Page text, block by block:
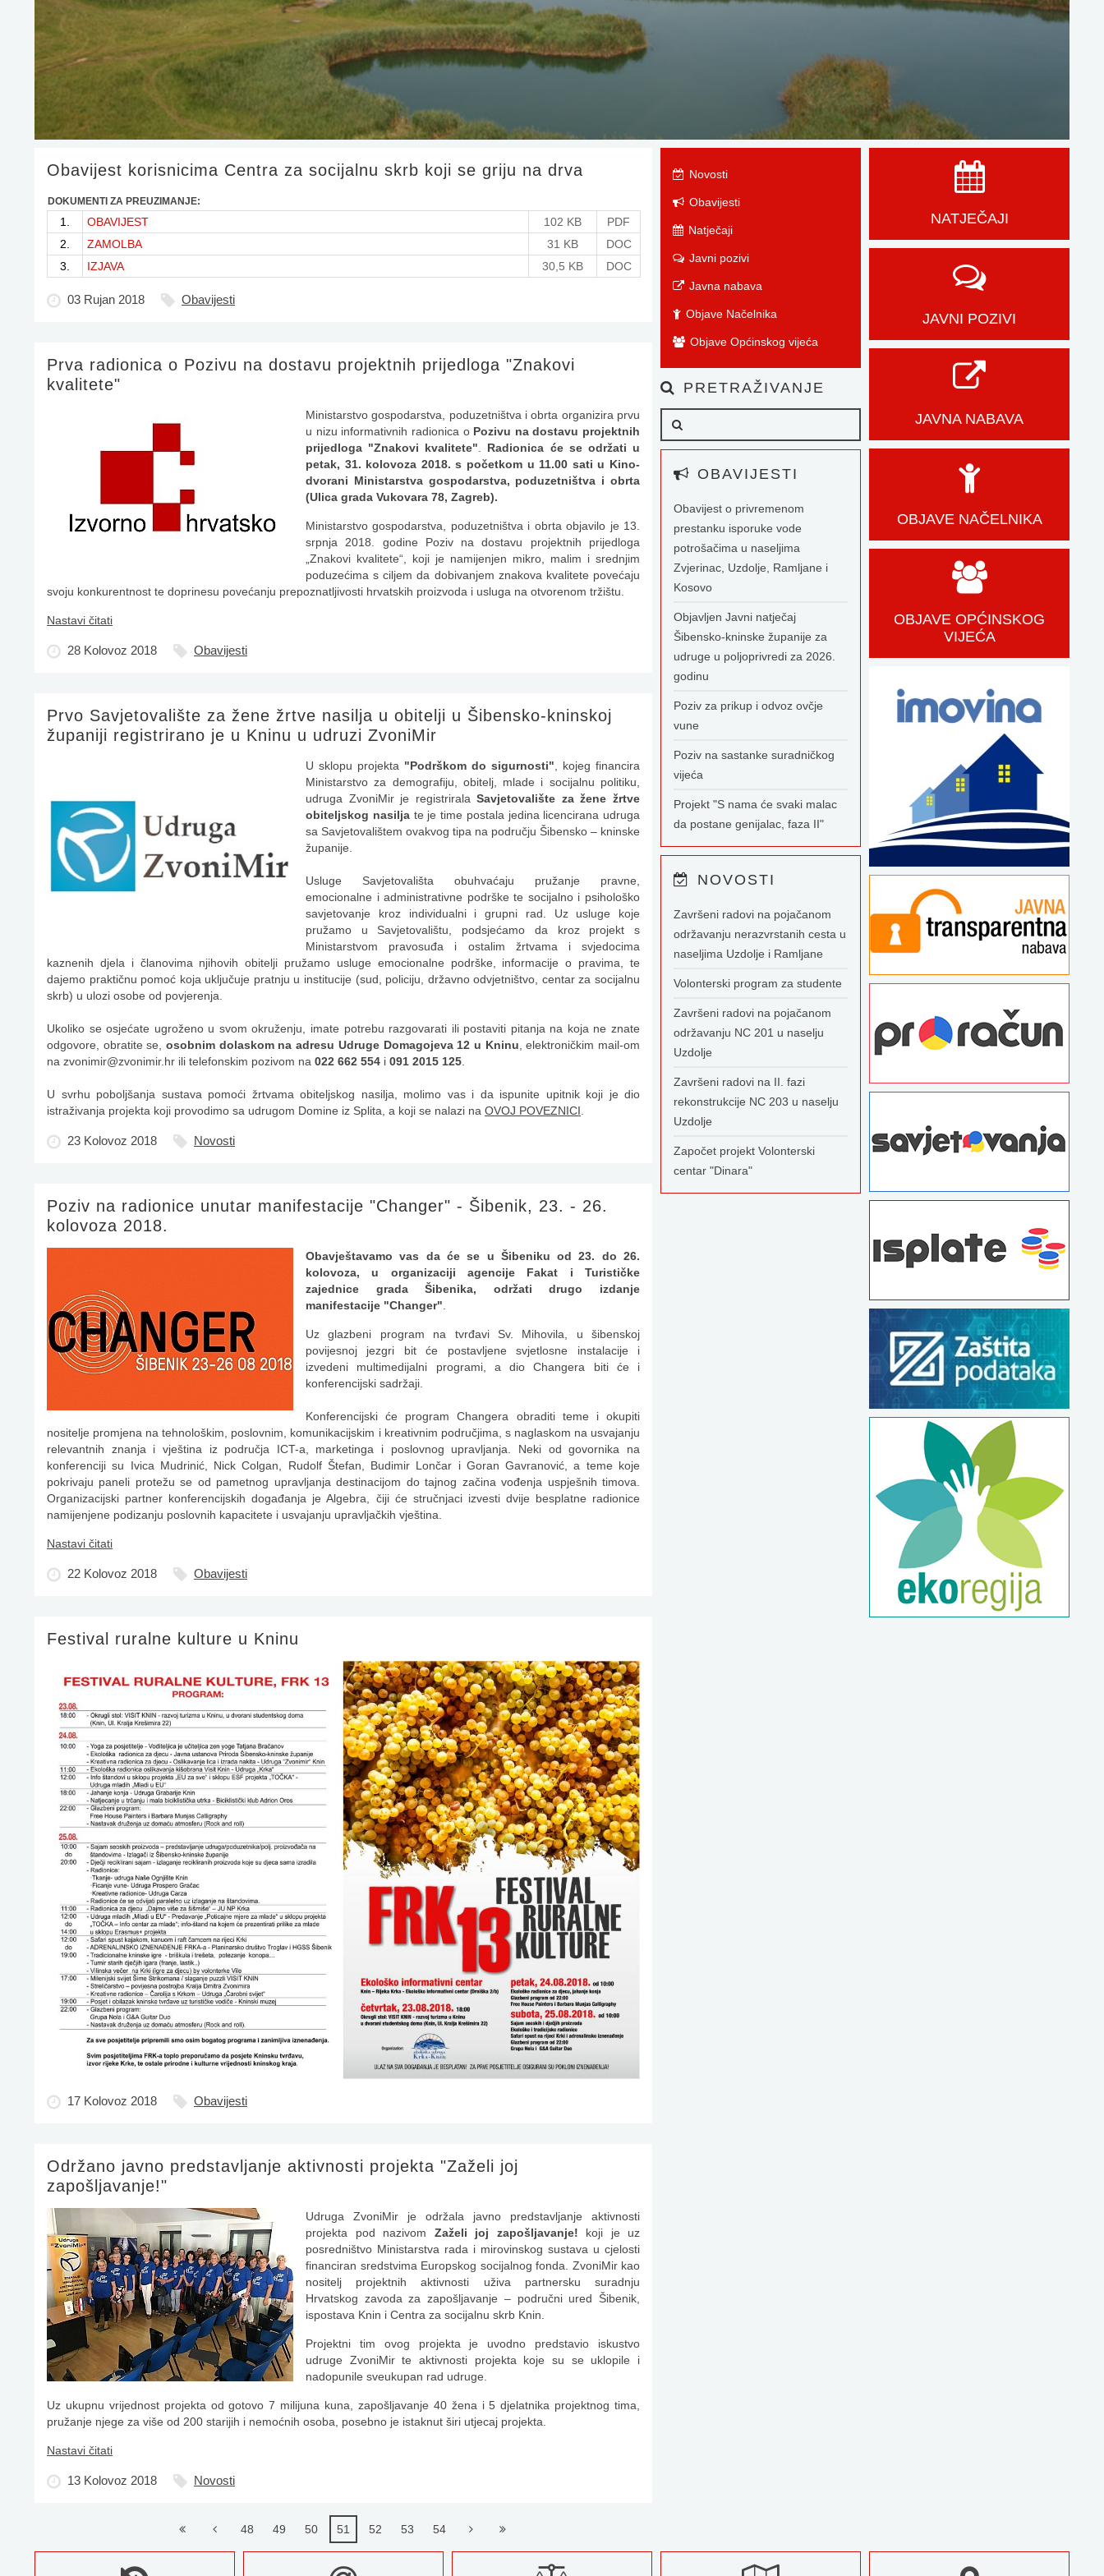
Obavijest korisnicima Centra za socijalnu skrb koji se griju na drva
DOKUMENTI ZA PREUZIMANJE:
1. OBAVIJEST 102 KB
PDF
2.
ZAMOLBA 31 KB
DOC
3.
IZJAVA 30,5 KB DOC
03 Rujan 2018 Obavijesti
Prva radionica o Pozivu na dostavu projektnih prijedloga "Znakovi
kvalitete"
Ministarstvo gospodarstva, poduzetništva i obrta organizira prvu
u nizu informativnih radionica o Pozivu na dostavu projektnih
prijedloga "Znakovi kvalitete"
Radionica će se održati u
petak, 31. kolovoza 2018. s početkom u 11.00 sati u Kino-
dvorani Ministarstva gospodarstva, poduzetništva i obrta
(Ulica grada Vukovara 78, Zagreb).
Ministarstvo gospodarstva, poduzetništva i obrta objavilo je 13.
srpnja 2018. godine Poziv na dostavu projektnih prijedloga
„Znakovi kvalitete“, koji je namijenjen mikro, malim i srednjim
poduzećima s ciljem da dobivanjem znakova kvalitete povećaju
svoju konkurentnost te doprinesu povećanju prepoznatljivosti hrvatskih proizvoda i usluga na otvorenom tržištu.
Nastavi čitati
28 Kolovoz 2018 Obavijesti
Prvo Savjetovalište za žene žrtve nasilja u obitelji u Šibensko-kninskoj
županiji registrirano je u Kninu u udruzi ZvoniMir
U sklopu projekta "Podrškom do sigurnosti" , kojeg financira
Ministarstvo za demografiju, obitelj, mlade i socijalnu politiku,
udruga ZvoniMir je registriralaSavjetovalište za žene žrtve
obiteljskog nasiljate je time postala jedina licencirana udruga
sa Savjetovalištem ovakvog tipa na području Šibensko – kninske
županije.
Usluge Savjetovališta obuhvaćaju pružanje pravne,
emocionalne i administrativne podrške te socijalno i psihološko
savjetovanje kroz individualni i grupni rad. Uz usluge koje
pružamo u Savjetovalištu, podsjećamo da kroz projekt s
Ministarstvom pravosuđa i ostalim žrtvama i svjedocima
kaznenih djela i članovima njihovih obitelji pružamo usluge emocionalne podrške, informacije o pravima, te
dajemo praktičnu pomoć koja uključuje pratnju u institucije (sud, policiju, državno odvjetništvo, centar za socijalnu
skrb) u ulozi osobe od povjerenja.
Ukoliko se osjećate ugroženo u svom okruženju, imate potrebu razgovarati ili postaviti pitanja na koja ne znate
odgovore, obratite se,osobnim dolaskom na adresu Udruge Domagojeva 12 u Kninu , elektroničkim mail-om
na zvonimir@zvonimir.hr ili telefonskim pozivom na 022 662 554 i 091 2015 125
U svrhu poboljšanja sustava pomoći žrtvama obiteljskog nasilja, molimo vas i da ispunite upitnik koji je dio
istraživanja projekta koji provodimo sa udrugom Domine iz Splita, a koji se nalazi na OVOJ POVEZNICI
23 Kolovoz 2018 Novosti
Poziv na radionice unutar manifestacije "Changer" - Šibenik, 23. - 26.
kolovoza 2018.
Obavještavamo vas da će se u Šibeniku od 23. do 26.
kolovoza, u organizaciji agencije Fakat i Turističke
zajednice grada Šibenika, održati drugo izdanje
manifestacije "Changer"
Uz glazbeni program na tvrđavi Sv. Mihovila, u šibenskoj
povijesnoj jezgri bit će postavljene svjetlosne instalacije i
izvedeni multimedijalni programi, a dio Changera biti će i
konferencijski sadržaji.
Konferencijski će program Changera obraditi teme i okupiti
nositelje promjena na tehnološkim, poslovnim, komunikacijskim i kreativnim područjima, s naglaskom na usvajanju
relevantnih znanja i vještina iz područja ICT-a, marketinga i poslovnog upravljanja. Neki od govornika na
konferenciji su Ivica Mudrinić, Nick Colgan, Rudolf Štefan, Budimir Lončar i Goran Gavranović, a teme koje
pokrivaju paneli protežu se od pametnog upravljanja destinacijom do tajnog začina vođenja uspješnih timova.
Organizacijski partner konferencijskih događanja je Algebra, čiji će stručnjaci izvesti dvije besplatne radionice
namijenjene podizanju poslovnih kapacitete i usvajanju upravljačkih vještina.
Nastavi čitati
22 Kolovoz 2018 Obavijesti
Festival ruralne kulture u Kninu
17 Kolovoz 2018 Obavijesti
Održano javno predstavljanje aktivnosti projekta "Zaželi joj
zapošljavanje!"
Udruga ZvoniMir je održala javno predstavljanje aktivnosti
projekta pod nazivom Zaželi joj zapošljavanje! koji je uz
posredništvo Ministarstva rada i mirovinskog sustava u cjelosti
financiran sredstvima Europskog socijalnog fonda. ZvoniMir kao
nositelj projektnih aktivnosti uživa partnersku suradnju
Hrvatskog zavoda za zapošljavanje – područni ured Šibenik,
ispostava Knin i Centra za socijalnu skrb Knin.
Projektni tim ovog projekta je uvodno predstavio iskustvo
udruge ZvoniMir te aktivnosti projekta koje su se uklopile i
nadopunile sveukupan rad udruge.
Uz ukupnu vrijednost projekta od gotovo 7 milijuna kuna, zapošljavanje 40 žena i 5 djelatnika projektnog tima,
pružanje njege za više od 200 starijih i nemoćnih osoba, posebno je istaknut širi utjecaj projekta.
Nastavi čitati
13 Kolovoz 2018 Novosti
48 49 50 51 52 53 54
Novosti
Obavijesti
Natječaji
Javni pozivi
Javna nabava
Objave Načelnika
Objave Općinskog vijeća
PRETRAŽIVANJE
OBAVIJESTI
Obavijest o privremenom
prestanku isporuke vode
potrošačima u naseljima
Zvjerinac, Uzdolje, Ramljane i
Kosovo
Objavljen Javni natječaj
Šibensko-kninske županije za
udruge u poljoprivredi za 2026.
godinu
Poziv za prikup i odvoz ovčje
vune
Poziv na sastanke suradničkog
vijeća
Projekt "S nama će svaki malac
da postane genijalac, faza II"
NOVOSTI
Završeni radovi na pojačanom
održavanju nerazvrstanih cesta u
naseljima Uzdolje i Ramljane
Volonterski program za studente
Završeni radovi na pojačanom
održavanju NC 201 u naselju
Uzdolje
Završeni radovi na II. fazi
rekonstrukcije NC 203 u naselju
Uzdolje
Započet projekt Volonterski
centar "Dinara"
NATJEČAJI
JAVNI POZIVI
JAVNA NABAVA
OBJAVE NAČELNIKA
OBJAVE OPĆINSKOG
VIJEĆA